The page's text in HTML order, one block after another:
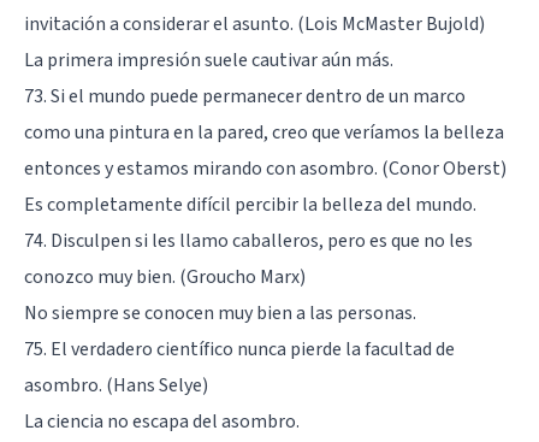
invitación a considerar el asunto. (Lois McMaster Bujold)
La primera impresión suele cautivar aún más.
73. Si el mundo puede permanecer dentro de un marco
como una pintura en la pared, creo que veríamos la belleza
entonces y estamos mirando con asombro. (Conor Oberst)
Es completamente difícil percibir la belleza del mundo.
74. Disculpen si les llamo caballeros, pero es que no les
conozco muy bien. (Groucho Marx)
No siempre se conocen muy bien a las personas.
75. El verdadero científico nunca pierde la facultad de
asombro. (Hans Selye)
La ciencia no escapa del asombro.